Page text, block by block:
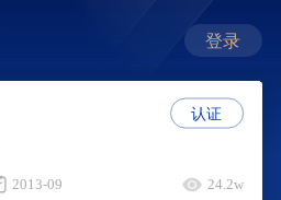
登录
2013-09 24.2w
认证